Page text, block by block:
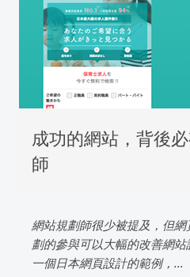
成功的網站，背後
師
網站規劃師很少被提及，但
劃的參與可以大幅的改善網
一個日本網頁設計的範例，...